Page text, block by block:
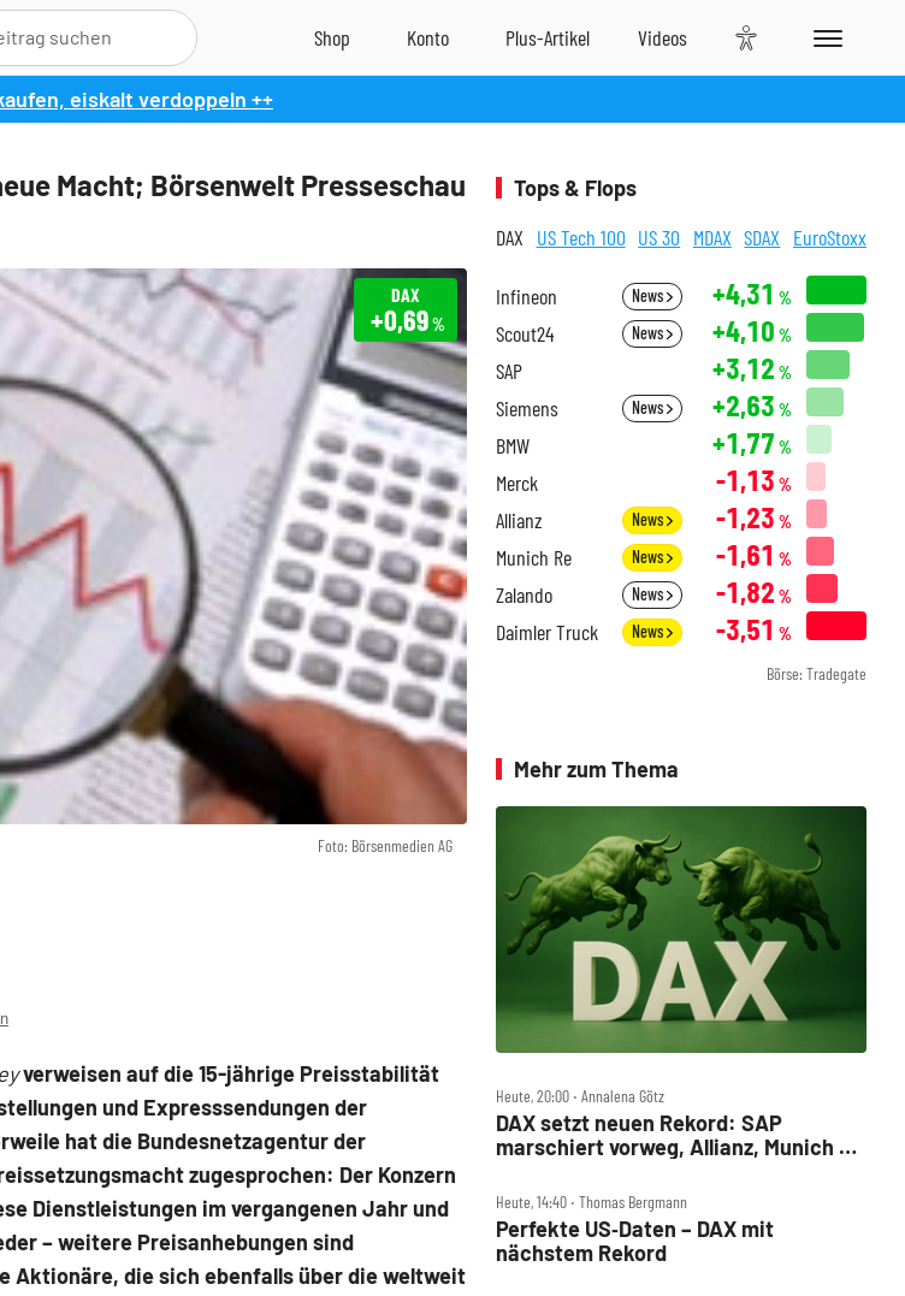
eiskalt verdoppeln ++
Macht; Börsenwelt Presseschau
Foto: Börsenmedien AG
DAX
+0,69%
verweisen auf die 15-jährige Preisstabilität
und Expresssendungen der
hat die Bundesnetzagentur der
zugesprochen: Der Konzern
Dienstleistungen im vergangenen Jahr und
– weitere Preisanhebungen sind
Aktionäre, die sich ebenfalls über die weltweit
Tops & Flops
DAX US Tech 100 US 30 MDAX SDAX EuroStoxx
Infineon News +4,31 %
Scout24 News +4,10 %
SAP +3,12 %
Siemens News +2,63 %
BMW +1,77 %
Merck -1,13 %
Allianz News -1,23 %
Munich Re News -1,61 %
Zalando News -1,82 %
Daimler Truck News -3,51 %
Börse: Tradegate
Mehr zum Thema
Heute, 20:00 ‧ Annalena Götz
DAX setzt neuen Rekord: SAP
marschiert vorweg, Allianz, Munich Re
Heute, 14:40 ‧ Thomas Bergmann
Perfekte US‑Daten – DAX mit
nächstem Rekord